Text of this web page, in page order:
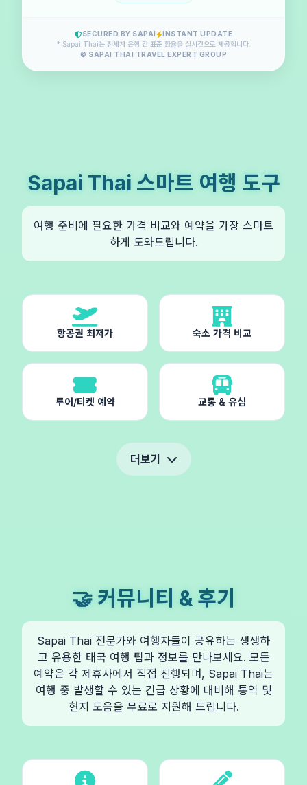
SECURED BY SAPAI
INSTANT UPDATE
* Sapai Thai는 전세계 은행 간 표준 환율을 실시간으로 제공합니다.
© SAPAI THAI TRAVEL EXPERT GROUP
Sapai Thai 스마트 여행 도구
여행 준비에 필요한 가격 비교와 예약을 가장 스마트
하게 도와드립니다.
항공권 최저가 숙소 가격 비교
투어/티켓 예약 교통 & 유심
더보기
🤝 커뮤니티 & 후기
Sapai Thai 전문가와 여행자들이 공유하는 생생하
고 유용한 태국 여행 팁과 정보를 만나보세요. 모든
예약은 각 제휴사에서 직접 진행되며, Sapai Thai는
여행 중 발생할 수 있는 긴급 상황에 대비해 통역 및
현지 도움을 무료로 지원해 드립니다.